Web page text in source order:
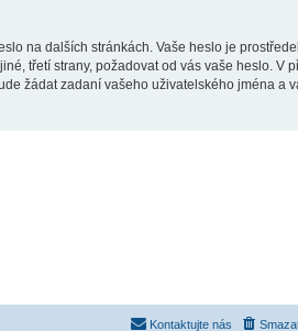
na dalších stránkách. Vaše heslo je
třetí strany, požadovat od vás vaše heslo. V
žádat zadaní vašeho uživatelského jména a
Kontaktujte nás